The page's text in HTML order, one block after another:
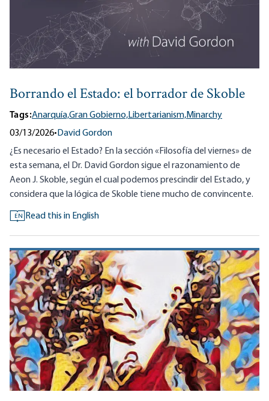
Borrando el Estado: el borrador de Skoble
Tags:Anarquía,Gran Gobierno,Libertarianism,Minarchy
03/13/2026•David Gordon
¿Es necesario el Estado? En la sección «Filosofía del viernes» de
esta semana, el Dr. David Gordon sigue el razonamiento de
Aeon J. Skoble, según el cual podemos prescindir del Estado, y
considera que la lógica de Skoble tiene mucho de convincente.
EN Read this in English